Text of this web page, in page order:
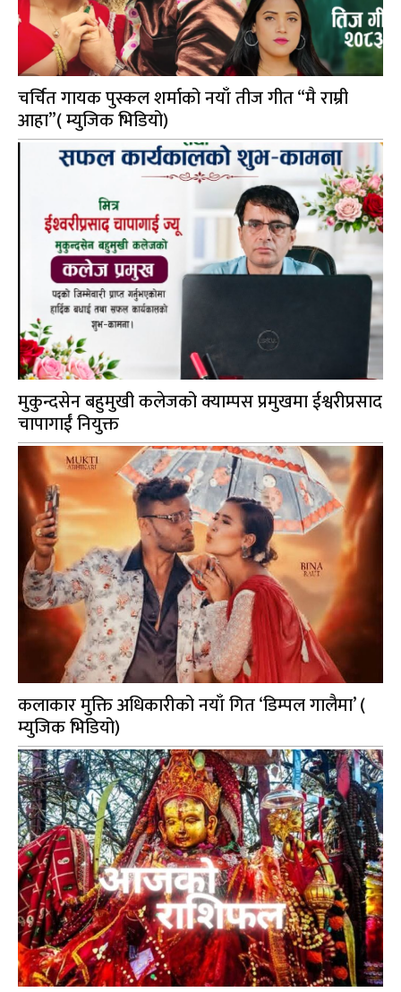
चर्चित गायक पुस्कल शर्माको नयाँ तीज गीत “मै राम्री
आहा”( म्युजिक भिडियो)
मुकुन्दसेन बहुमुखी कलेजको क्याम्पस प्रमुखमा ईश्वरीप्रसाद
चापागाईं नियुक्त
कलाकार मुक्ति अधिकारीको नयाँ गित ‘डिम्पल गालैमा’ (
म्युजिक भिडियो)